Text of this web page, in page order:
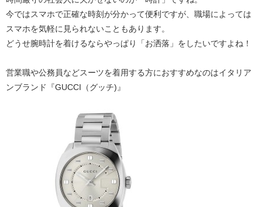
今ではスマホで正確な時刻が分かって便利ですが、職場によっては
スマホを気軽に見られないこともあります。
どうせ腕時計を着けるならやっぱり「お洒落」をしたいですよね！
営業職や公務員などスーツを着用する方におすすめなのはイタリア
ンブランド『GUCCI（グッチ)』